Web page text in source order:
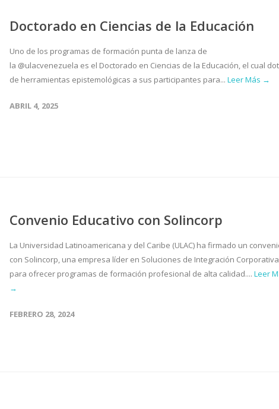
Doctorado en Ciencias de la Educación
Uno de los programas de formación punta de lanza de
la @ulacvenezuela es el Doctorado en Ciencias de la Educación, el cual
de herramientas epistemológicas a sus participantes para... Leer Más →
ABRIL 4, 2025
Convenio Educativo con Solincorp
La Universidad Latinoamericana y del Caribe (ULAC) ha firmado un
con Solincorp, una empresa líder en Soluciones de Integración
para ofrecer programas de formación profesional de alta calidad.... Leer
→
FEBRERO 28, 2024